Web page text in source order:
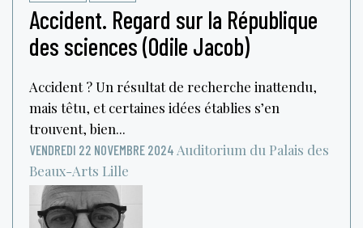
Accident. Regard sur la République
des sciences (Odile Jacob)
Accident ? Un résultat de recherche inattendu,
mais têtu, et certaines idées établies s’en
trouvent, bien...
VENDREDI 22 NOVEMBRE 2024 Auditorium du Palais des
Beaux-Arts Lille